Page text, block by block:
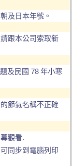
及日本年號。
跟本公司索取新
及民國 78 年小寒
節氣名稱不正確
觀看.
同步到電腦列印